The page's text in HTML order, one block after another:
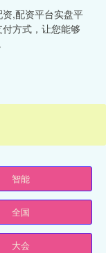
,配资平台实盘平
方式，让您能够
智能
全国
大会